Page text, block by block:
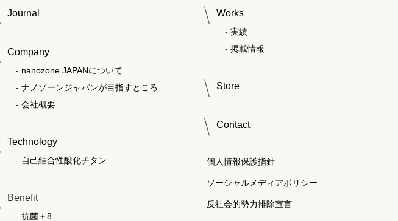
Journal
Company
nanozone JAPANについて
ナノゾーンジャパンが目指すところ
会社概要
Technology
自己結合性酸化チタン
Benefit
抗菌＋8
Works
実績
掲載情報
Store
Contact
個人情報保護指針
ソーシャルメディアポリシー
反社会的勢力排除宣言